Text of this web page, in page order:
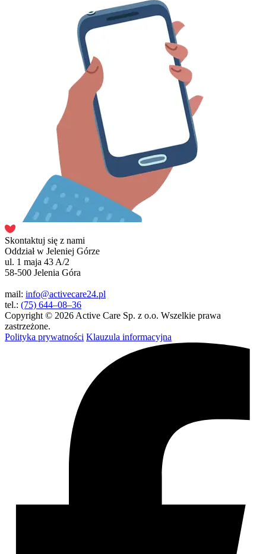
Skontaktuj się z nami
Oddział w Jeleniej Górze
ul. 1 maja 43 A/2
58-500 Jelenia Góra
mail: info@activecare24.pl
tel.: (75) 644–08–36
Copyright © 2026 Active Care Sp. z o.o. Wszelkie prawa
zastrzeżone.
Polityka prywatności Klauzula informacyjna